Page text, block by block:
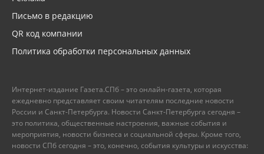
Письмо в редакцию
QR код компании
Политика обработки персональных данных
Интернет-издание Газета.СПб – это онлайн-газета, которая
ежедневно представляет своим читателям последние новости
России и Санкт-Петербурга. Новости Санкт-Петербурга сегодня –
это политика, общественные настроения, важные события и
мероприятия, новости бизнеса и социальной сферы. Кроме того,
новости СПб сегодня – это, конечно, события культуры и искусства: